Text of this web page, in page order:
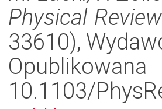
Physical
33610),
Opublikowana
10.1103/